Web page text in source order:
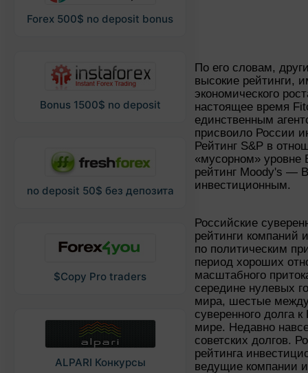
Forex 500$ no deposit bonus
Bonus 1500$ no deposit
no deposit 50$ без депозита
$Copy Pro traders
ALPARI Конкурсы
По его словам,
высокие рейтинги,
экономического
настоящее время
единственным
присвоило России
Рейтинг S&P в
«мусорном» уровне
рейтинг Moody's —
инвестиционным.
Российские
рейтинги компаний
по политическим
период хороших
масштабного
середине нулевых
мира, шестые
суверенного долга
мире. Недавно
советских долгов.
рейтинга
ведущие компании